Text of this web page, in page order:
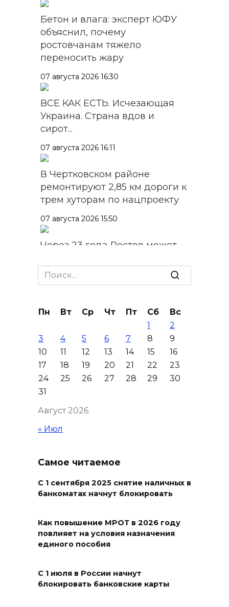
Бетон и влага: эксперт ЮФУ
объяснил, почему
ростовчанам тяжело
переносить жару
07 августа 2026 16:30
ВСЕ КАК ЕСТЬ. Исчезающая
Украина. Страна вдов и
сирот...
07 августа 2026 16:11
В Чертковском районе
ремонтируют 2,85 км дороги к
трем хуторам по нацпроекту
07 августа 2026 15:50
Через 23 года Ростов может
под 2 млн человек
В Ростове на озере Лесном
утонул 43-летний мужчина
07 августа 2026 15:06
В Ростовской области из-за
жары проезжую часть
водой
07 августа 2026 14:55
Сотрудники ДПС помогли
трассе М-4 «Дон»
В Батайске в заброшенном
здании произошло короткое
07 августа 2026 14:30
Search
for:
Август 2026
Пн Вт Ср Чт Пт Сб
Вс
1
2
3
4 5 6 7 8
9
10
11 12 13 14 15
16
17
18 19 20 21 22
23
24
25 26 27 28 29
30
31
« Июл
Самое читаемое
С 1 сентября 2025 снятие наличных в
банкоматах начнут блокировать
Как повышение МРОТ в 2026 году
повлияет на условия назначения
единого пособия
С 1 июля в России начнут
блокировать банковские карты